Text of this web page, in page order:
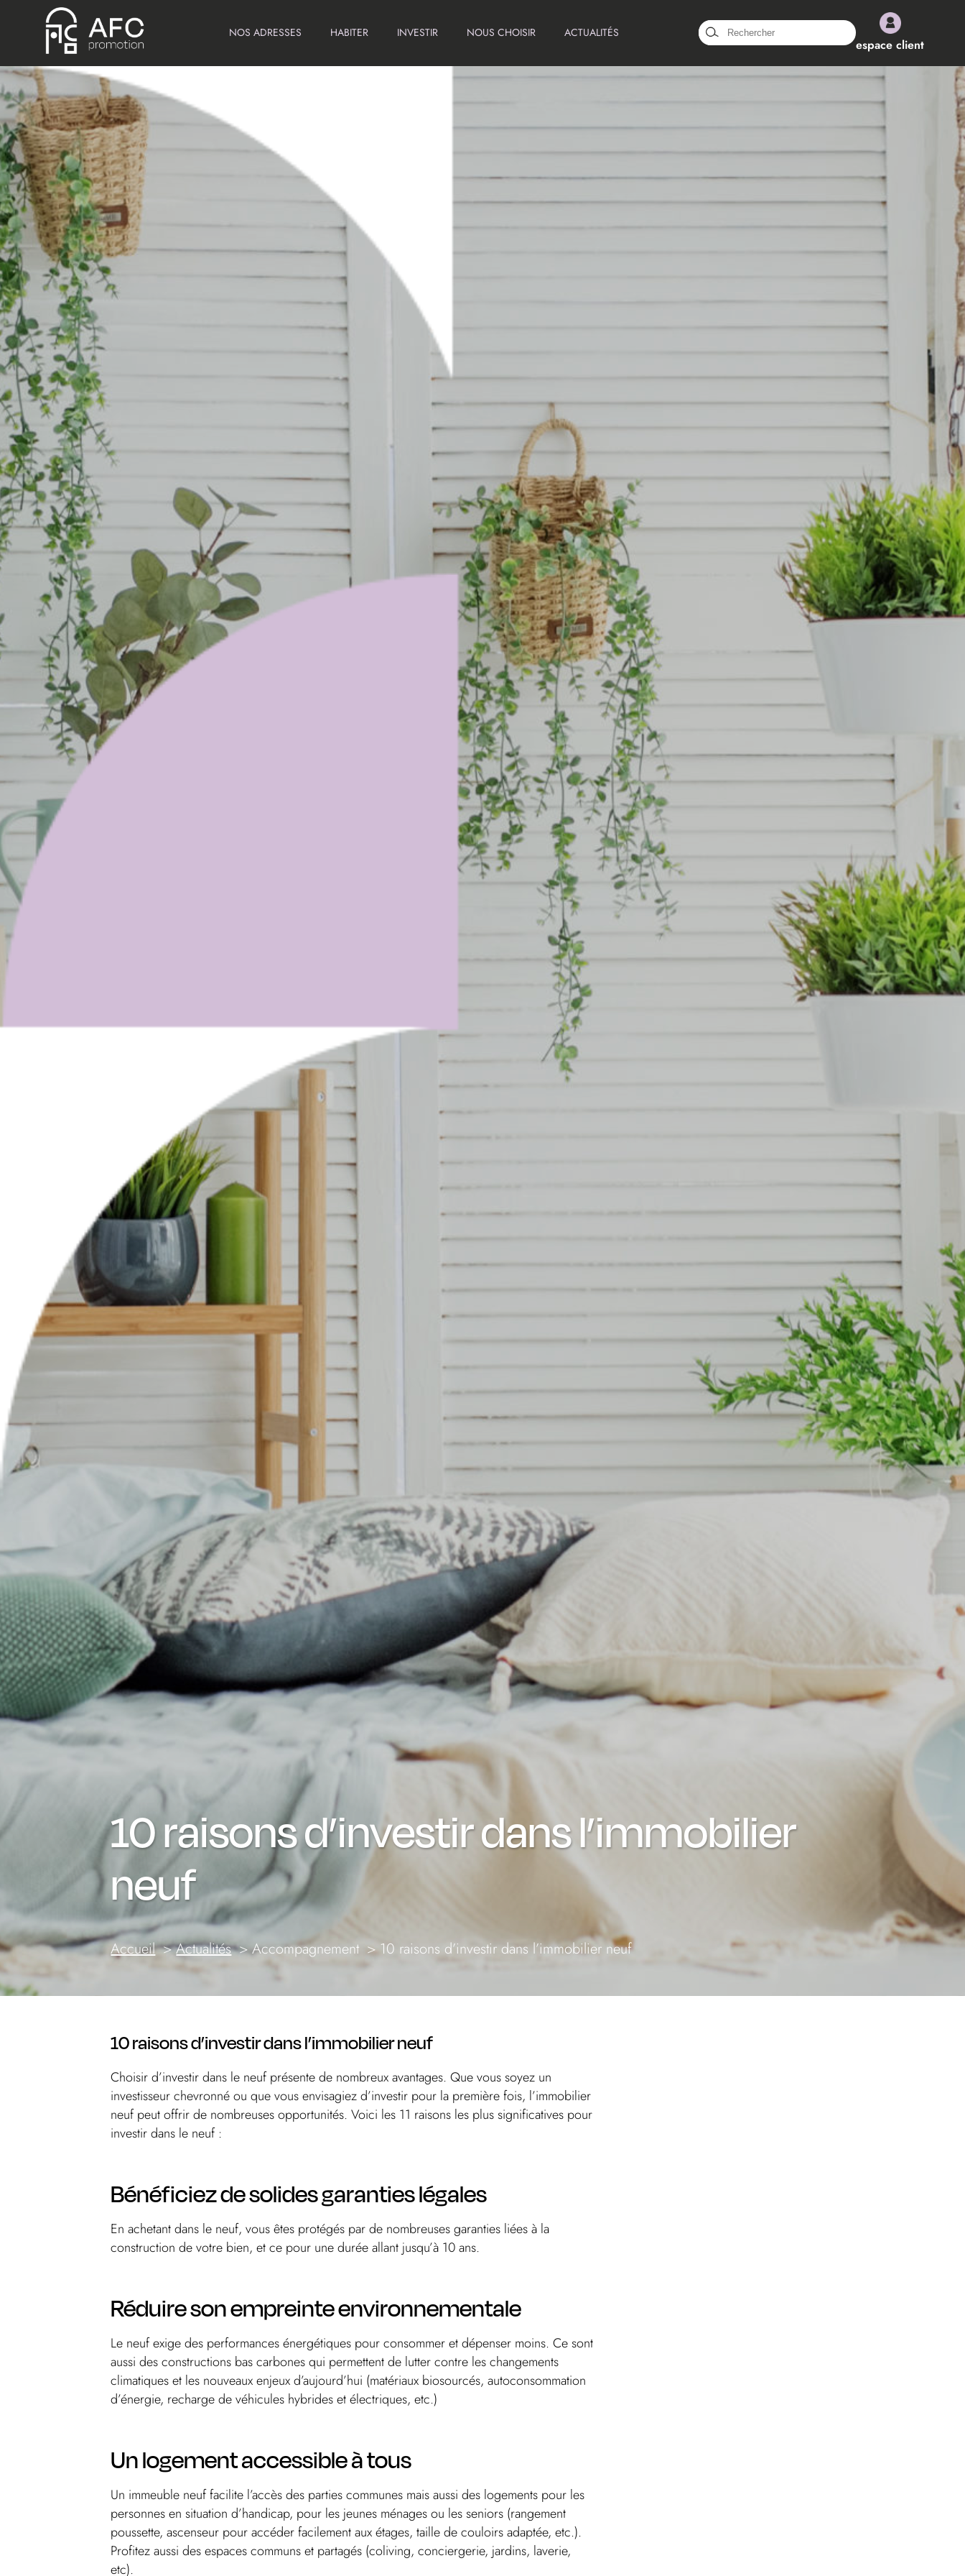
NOS ADRESSES HABITER INVESTIR NOUS CHOISIR ACTUALITÉS
Rechercher :
espace client
10 raisons d’investir dans l’immobilier
neuf
Accueil Actualités Accompagnement 10 raisons d’investir dans l’immobilier neuf
10 raisons d’investir dans l’immobilier neuf
Choisir d’investir dans le neuf présente de nombreux avantages. Que vous soyez un
investisseur chevronné ou que vous envisagiez d’investir pour la première fois, l’immobilier
neuf peut offrir de nombreuses opportunités. Voici les 11 raisons les plus significatives pour
investir dans le neuf :
Bénéficiez de solides garanties légales
En achetant dans le neuf, vous êtes protégés par de nombreuses garanties liées à la
construction de votre bien, et ce pour une durée allant jusqu’à 10 ans.
Réduire son empreinte environnementale
Le neuf exige des performances énergétiques pour consommer et dépenser moins. Ce sont
aussi des constructions bas carbones qui permettent de lutter contre les changements
climatiques et les nouveaux enjeux d’aujourd’hui (matériaux biosourcés, autoconsommation
d’énergie, recharge de véhicules hybrides et électriques, etc.)
Un logement accessible à tous
Un immeuble neuf facilite l’accès des parties communes mais aussi des logements pour les
personnes en situation d’handicap, pour les jeunes ménages ou les seniors (rangement
poussette, ascenseur pour accéder facilement aux étages, taille de couloirs adaptée, etc.).
Profitez aussi des espaces communs et partagés (coliving, conciergerie, jardins, laverie,
etc).